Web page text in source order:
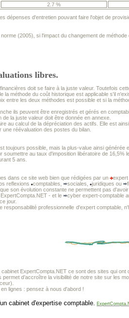
2.7 %
dépenses d'entretien pouvant faire l'objet de
(2005), si l'impact du changement de
libres.
doit se faire à la juste valeur. Toutefois
la méthode du coût historique est applicable s'il
entre les deux méthodes est possible et si la
ils peuvent être enregistrés et gérés en
la juste valeur doit être donnée en annexe.
au calcul de la dépréciation des actifs. Elle est
réévaluation des postes du bilan.
toujours possible, mais la plus-value ainsi
soumettre au taux d'imposition libératoire de
5 ans.
dans ce site web bien que rédigées par un expert
reflexions
comptables, sociales, juridiques ou
son évolution constante ne permettent pas
- et le
cyber expert-comptable
jour.
responsabilité professionnelle d'expert comptable,
ExpertCompta.NET ce sont des sites qui
d’accroître la visibilité de notre site sur les
lignes : pensez à nous d'abord !
cabinet d'expertise comptable.